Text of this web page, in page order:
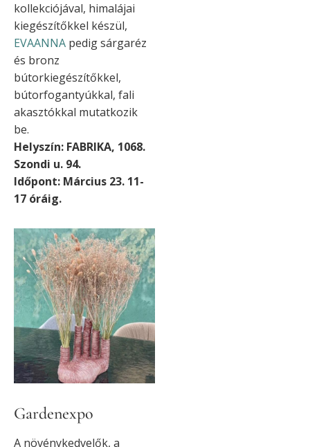
kollekciójával, himalájai
kiegészítőkkel készül,
EVAANNA pedig sárgaréz
és bronz
bútorkiegészítőkkel,
bútorfogantyúkkal, fali
akasztókkal mutatkozik
be.
Helyszín: FABRIKA, 1068.
Szondi u. 94.
Időpont: Március 23. 11-
17 óráig.
Gardenexpo
A növénykedvelők, a